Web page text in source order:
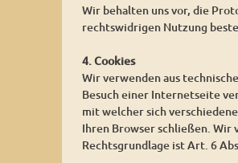
Wir behalten uns vor, die
rechtswidrigen Nutzung
4. Cookies
Wir verwenden aus
Besuch einer Internetseite
mit welcher sich
Ihren Browser schließen. Wir
Rechtsgrundlage ist Art. 6